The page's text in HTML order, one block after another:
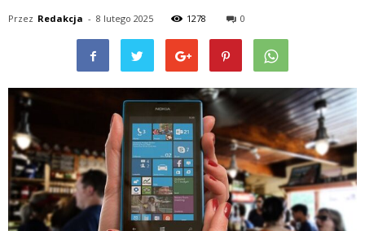
Przez Redakcja - 8 lutego 2025 1278 0